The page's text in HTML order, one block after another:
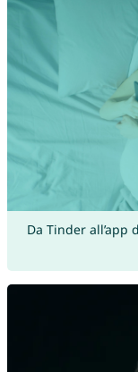
Da Tinder